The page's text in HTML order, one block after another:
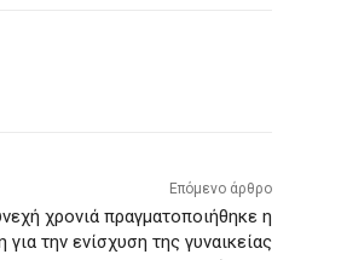
Επόμενο άρθρο
χρονιά πραγματοποιήθηκε η
την ενίσχυση της γυναικείας